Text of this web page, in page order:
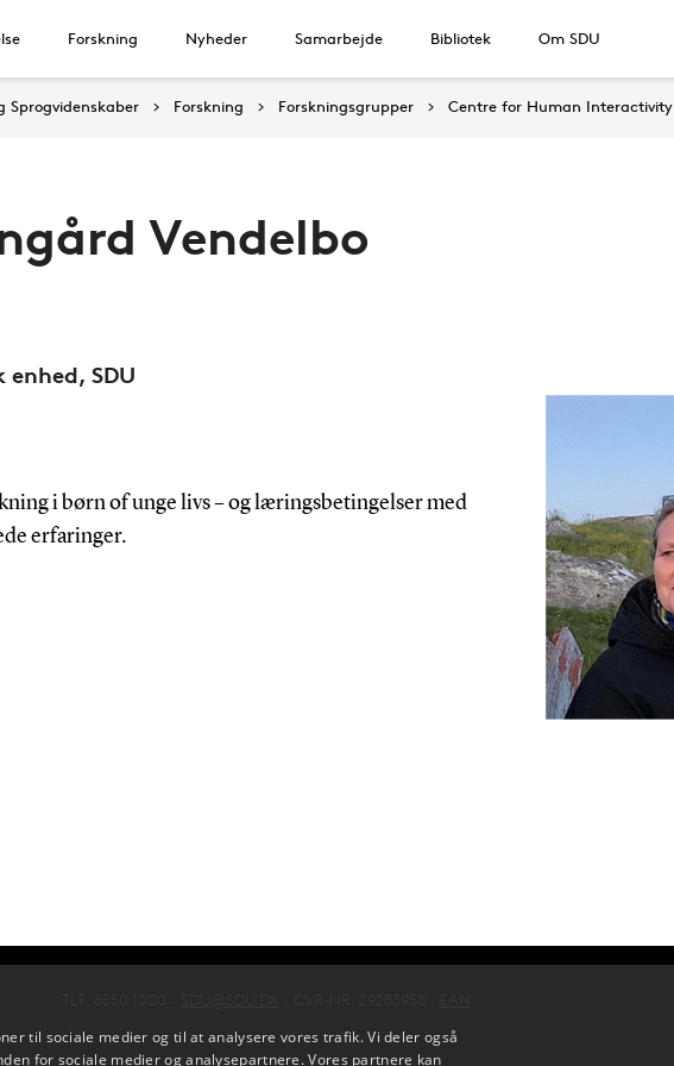
Forskning Nyheder Samarbejde Bibliotek Om SDU
Forskning Forskningsgrupper Centre for Human Interactivity
Vendelbo
SDU
i børn of unge livs – og læringsbetingelser med
erfaringer.
til sociale medier og til at analysere vores trafik. Vi deler også
for sociale medier og analysepartnere. Vores partnere kan